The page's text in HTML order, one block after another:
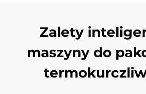
Zalety
maszyny do